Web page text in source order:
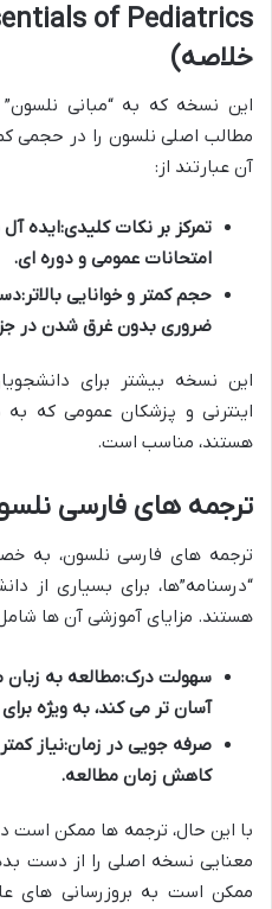
خلاصه)
این نسخه که به “مبانی
مطالب اصلی نلسون را در حجمی
آن عبارتند از:
تمرکز بر نکات کلیدی:ایده آل
امتحانات عمومی و دوره ای.
حجم کمتر و خوانایی بالاتر:
ضروری بدون غرق شدن در
این نسخه بیشتر برای
اینترنی و پزشکان عمومی که
هستند، مناسب است.
ترجمه های فارسی
ترجمه های فارسی نلسون، به
“درسنامه”ها، برای بسیاری از
هستند. مزایای آموزشی آن ها
سهولت درک:مطالعه به زبان
آسان تر می کند، به ویژه
صرفه جویی در زمان:نیاز
کاهش زمان مطالعه.
با این حال، ترجمه ها ممکن است
معنایی نسخه اصلی را از دست
ممکن است به بروزرسانی های